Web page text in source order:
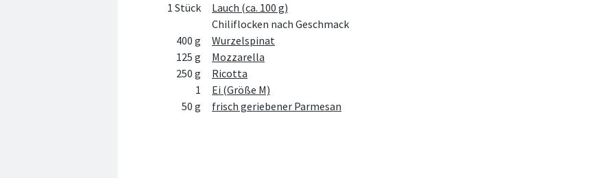
1 Stück
Lauch (ca. 100 g)
Chiliflocken nach Geschmack
400 g
Wurzelspinat
125 g
Mozzarella
250 g
Ricotta
1
Ei (Größe M)
50 g
frisch geriebener Parmesan